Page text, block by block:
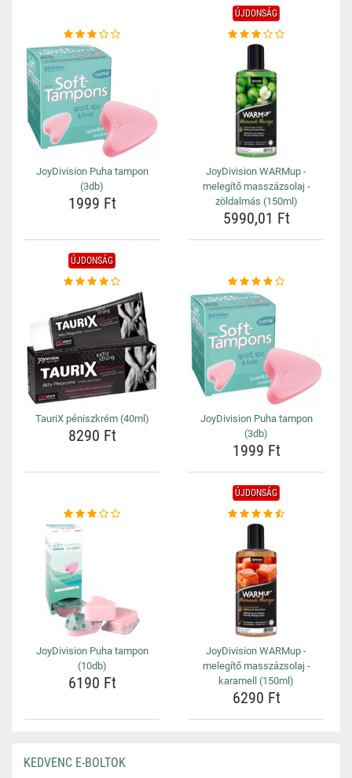
JoyDivision Puha tampon
(3db)
1999 Ft
ÚJDONSÁG
JoyDivision WARMup -
melegítő masszázsolaj -
zöldalmás (150ml)
5990,01 Ft
ÚJDONSÁG
TauriX péniszkrém (40ml)
8290 Ft
JoyDivision Puha tampon
(3db)
1999 Ft
JoyDivision Puha tampon
(10db)
6190 Ft
ÚJDONSÁG
JoyDivision WARMup -
melegítő masszázsolaj -
karamell (150ml)
6290 Ft
KEDVENC E-BOLTOK